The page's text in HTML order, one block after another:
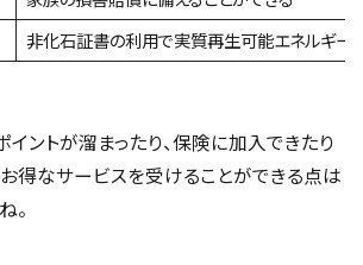
非化石証書の利用で実質再生可能エネルギー
ントが溜まったり、保険に加入できたり
お得なサービスを受けることができる点は
。